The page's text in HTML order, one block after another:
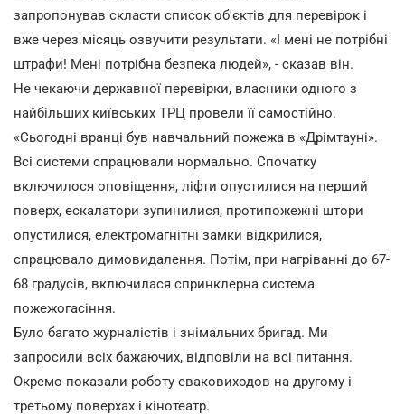
запропонував скласти список об'єктів для перевірок і
вже через місяць озвучити результати. «І мені не потрібні
штрафи! Мені потрібна безпека людей», - сказав він.
Не чекаючи державної перевірки, власники одного з
найбільших київських ТРЦ провели її самостійно.
«Сьогодні вранці був навчальний пожежа в «Дрімтауні».
Всі системи спрацювали нормально. Спочатку
включилося оповіщення, ліфти опустилися на перший
поверх, ескалатори зупинилися, протипожежні штори
опустилися, електромагнітні замки відкрилися,
спрацювало димовидалення. Потім, при нагріванні до 67-
68 градусів, включилася спринклерна система
пожежогасіння.
Було багато журналістів і знімальних бригад. Ми
запросили всіх бажаючих, відповіли на всі питання.
Окремо показали роботу еваковиходов на другому і
третьому поверхах і кінотеатр.